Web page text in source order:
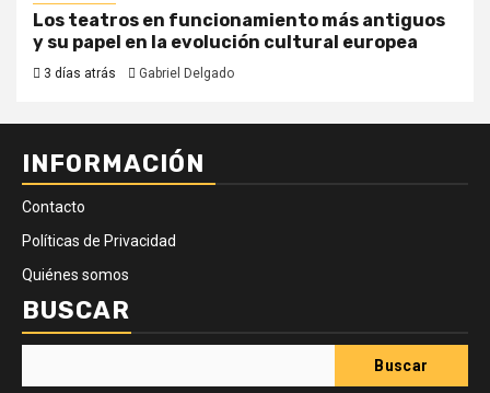
Los teatros en funcionamiento más antiguos
y su papel en la evolución cultural europea
3 días atrás Gabriel Delgado
INFORMACIÓN
Contacto
Políticas de Privacidad
Quiénes somos
BUSCAR
Buscar